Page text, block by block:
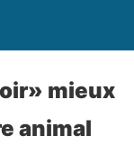
mieux
animal